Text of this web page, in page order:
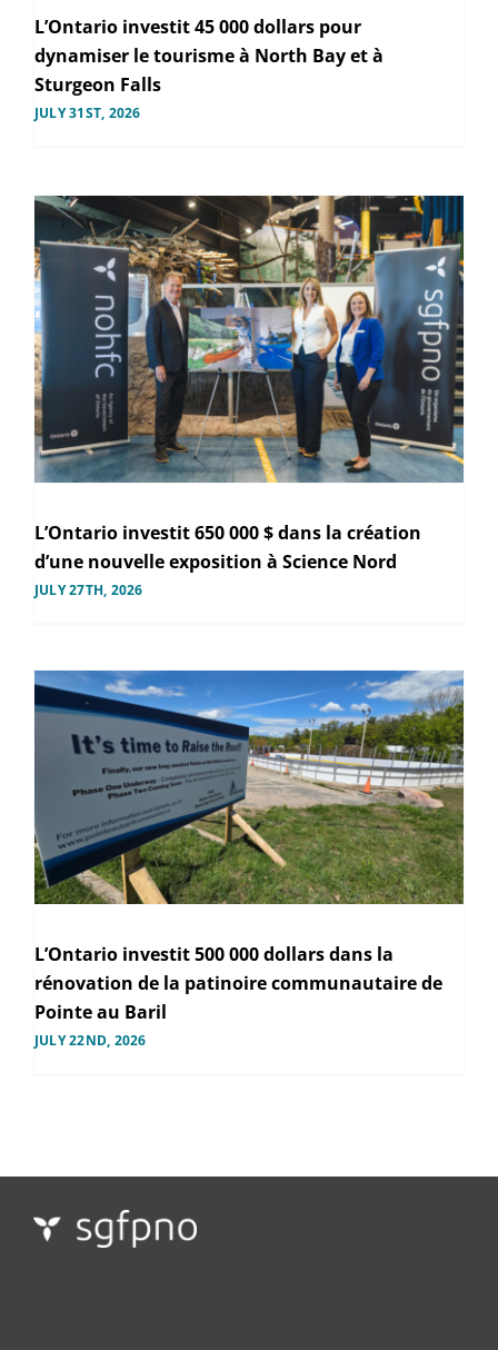
L’Ontario investit 45 000 dollars pour
dynamiser le tourisme à North Bay et à
Sturgeon Falls
JULY 31ST, 2026
L’Ontario investit 650 000 $ dans la création
d’une nouvelle exposition à Science Nord
JULY 27TH, 2026
L’Ontario investit 500 000 dollars dans la
rénovation de la patinoire communautaire de
Pointe au Baril
JULY 22ND, 2026